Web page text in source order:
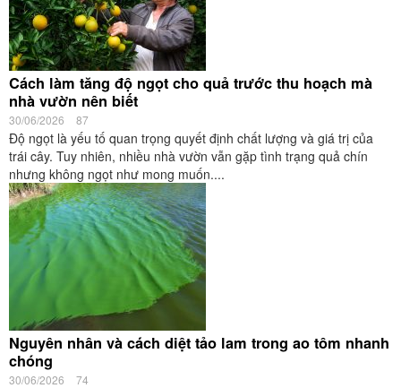
Cách làm tăng độ ngọt cho quả trước thu hoạch mà
nhà vườn nên biết
30/06/2026 87
Độ ngọt là yếu tố quan trọng quyết định chất lượng và giá trị của
trái cây. Tuy nhiên, nhiều nhà vườn vẫn gặp tình trạng quả chín
nhưng không ngọt như mong muốn....
Nguyên nhân và cách diệt tảo lam trong ao tôm nhanh
chóng
30/06/2026 74